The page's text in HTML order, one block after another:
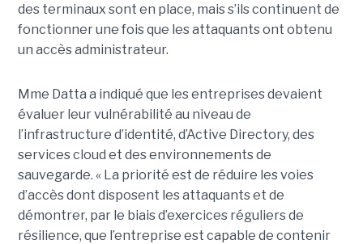
des terminaux sont en place, mais s’ils continuent de
fonctionner une fois que les attaquants ont obtenu
un accès administrateur.
Mme Datta a indiqué que les entreprises devaient
évaluer leur vulnérabilité au niveau de
l’infrastructure d’identité, d’Active Directory, des
services cloud et des environnements de
sauvegarde. « La priorité est de réduire les voies
d’accès dont disposent les attaquants et de
démontrer, par le biais d’exercices réguliers de
résilience, que l’entreprise est capable de contenir